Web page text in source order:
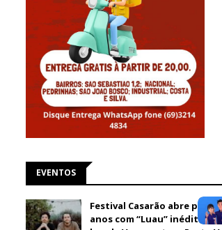
EVENTOS
Festival Casarão abre
anos com “Luau” inédito e